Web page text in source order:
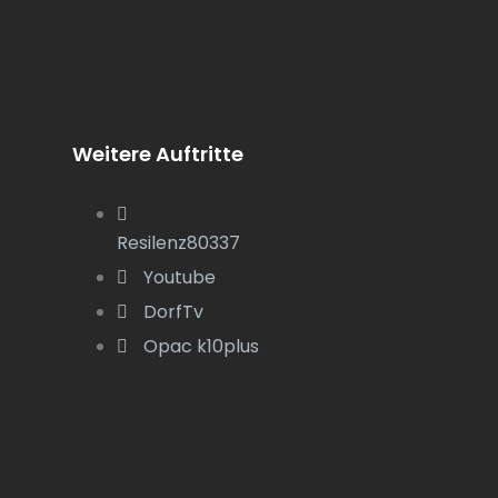
Weitere Auftritte
Resilenz80337
Youtube
DorfTv
Opac k10plus